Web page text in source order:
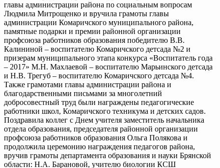
главы администрации района по социальным вопросам
Людмила Митрощенко и вручила грамоты главы
администрации Комаричского муниципального района,
памятные подарки и премии районной организации
профсоюза работников образования победителю В.В.
Калининой – воспитателю Комаричского детсада №2 и
призерам муниципального этапа конкурса «Воспитатель года
– 2017» М.Н. Махлаевой – воспитателю Марьинского детсада
и Н.В. Трегуб – воспитателю Комаричского детсада №4.
Также грамотами главы администрации района и
благодарственными письмами за многолетний
добросовестный труд были награждены педагогические
работники школ, Комаричского техникума и детских садов.
Поздравила коллег с Днем учителя заместитель начальника
отдела образования, председателя районной организации
профсоюза работников образования Ольга Полякова и
продолжила церемонию награждения педагогов района,
вручив грамоты департамента образования и науки Брянской
области: Н.А. Барановой, учителю биологии КСШ